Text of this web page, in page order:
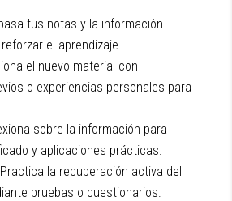
tus notas y la información
el aprendizaje.
el nuevo material con
o experiencias personales para
sobre la información para
y aplicaciones prácticas.
la recuperación activa del
pruebas o cuestionarios.